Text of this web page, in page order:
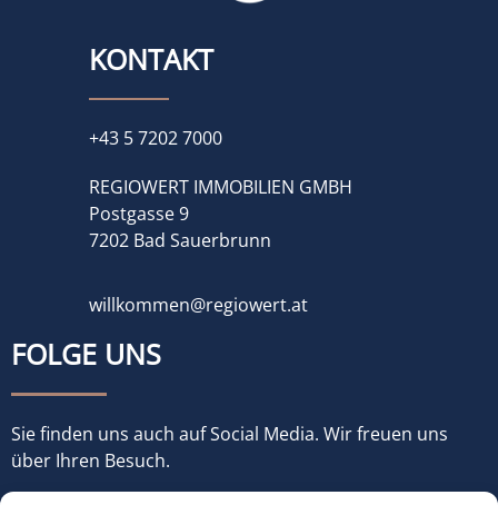
KONTAKT
+43 5 7202 7000
REGIOWERT IMMOBILIEN GMBH
Postgasse 9
7202 Bad Sauerbrunn
willkommen@regiowert.at
FOLGE UNS
Sie finden uns auch auf Social Media. Wir freuen uns
über Ihren Besuch.